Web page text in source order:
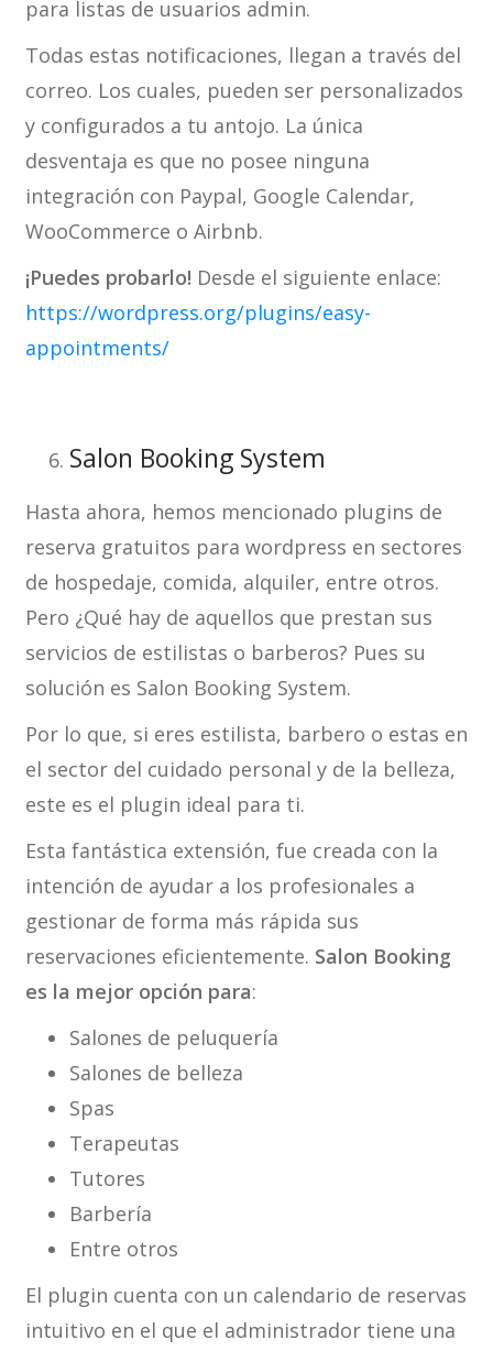
para listas de usuarios admin.
Todas estas notificaciones, llegan a través del
correo. Los cuales, pueden ser personalizados
y configurados a tu antojo. La única
desventaja es que no posee ninguna
integración con Paypal, Google Calendar,
WooCommerce o Airbnb.
¡Puedes probarlo! Desde el siguiente enlace:
https://wordpress.org/plugins/easy-
appointments/
Salon Booking System
Hasta ahora, hemos mencionado plugins de
reserva gratuitos para wordpress en sectores
de hospedaje, comida, alquiler, entre otros.
Pero ¿Qué hay de aquellos que prestan sus
servicios de estilistas o barberos? Pues su
solución es Salon Booking System.
Por lo que, si eres estilista, barbero o estas en
el sector del cuidado personal y de la belleza,
este es el plugin ideal para ti.
Esta fantástica extensión, fue creada con la
intención de ayudar a los profesionales a
gestionar de forma más rápida sus
reservaciones eficientemente. Salon Booking
es la mejor opción para:
Salones de peluquería
Salones de belleza
Spas
Terapeutas
Tutores
Barbería
Entre otros
El plugin cuenta con un calendario de reservas
intuitivo en el que el administrador tiene una